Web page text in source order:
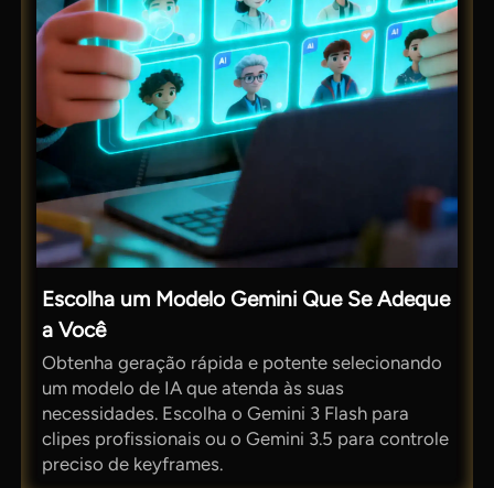
Escolha um Modelo Gemini Que Se Adeque
a Você
Obtenha geração rápida e potente selecionando
um modelo de IA que atenda às suas
necessidades. Escolha o Gemini 3 Flash para
clipes profissionais ou o Gemini 3.5 para controle
preciso de keyframes.